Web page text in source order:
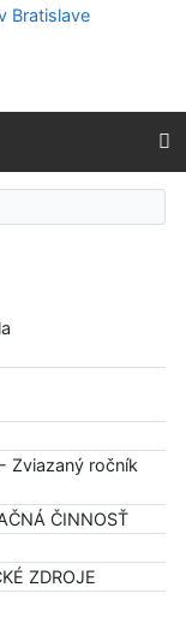
Zviazaný ročník
ČINNOSŤ
ZDROJE